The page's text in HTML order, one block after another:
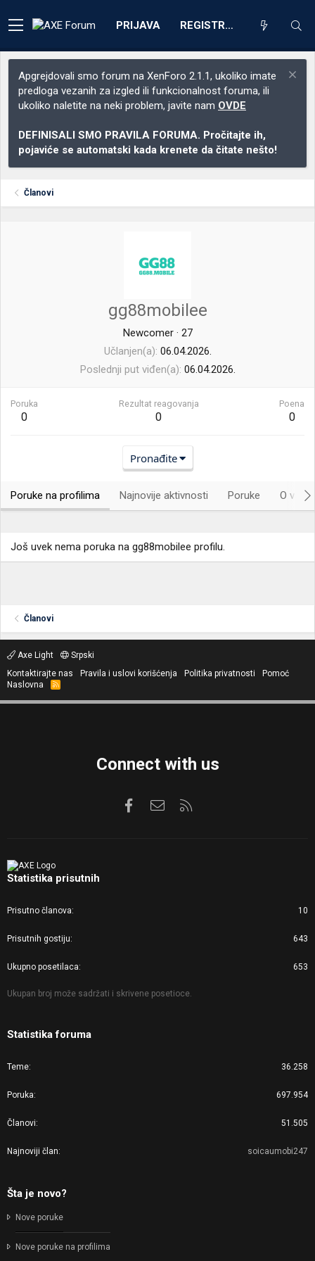
PRIJAVA REGISTRACIJA
Apgrejdovali smo forum na XenForo 2.1.1, ukoliko imate
predloga vezanih za izgled ili funkcionalnost foruma, ili
ukoliko naletite na neki problem, javite nam OVDE
DEFINISALI SMO PRAVILA FORUMA. Pročitajte ih,
pojaviće se automatski kada krenete da čitate nešto!
Članovi
gg88mobilee
Newcomer · 27
Učlanjen(a) 06.04.2026.
Poslednji put viđen(a) 06.04.2026.
Poruka
0
Rezultat reagovanja
0
Poena
0
Pronađite
Poruke na profilima Najnovije aktivnosti Poruke O
Još uvek nema poruka na gg88mobilee profilu.
Članovi
Axe Light
Srpski
Kontaktirajte nas
Pravila i uslovi korišćenja Politika privatnosti
Pomoć
Naslovna
R
S
Connect with us
FacebookKontaktirajte nas
Statistika prisutnih
Prisutno članova 10
Prisutnih gostiju 643
Ukupno posetilaca 653
Ukupan broj može sadržati i skrivene posetioce.
Statistika foruma
Teme 36.258
Poruka 697.954
Članovi 51.505
Najnoviji član soicaumobi247
Šta je novo?
Nove poruke
Nove poruke na profilima